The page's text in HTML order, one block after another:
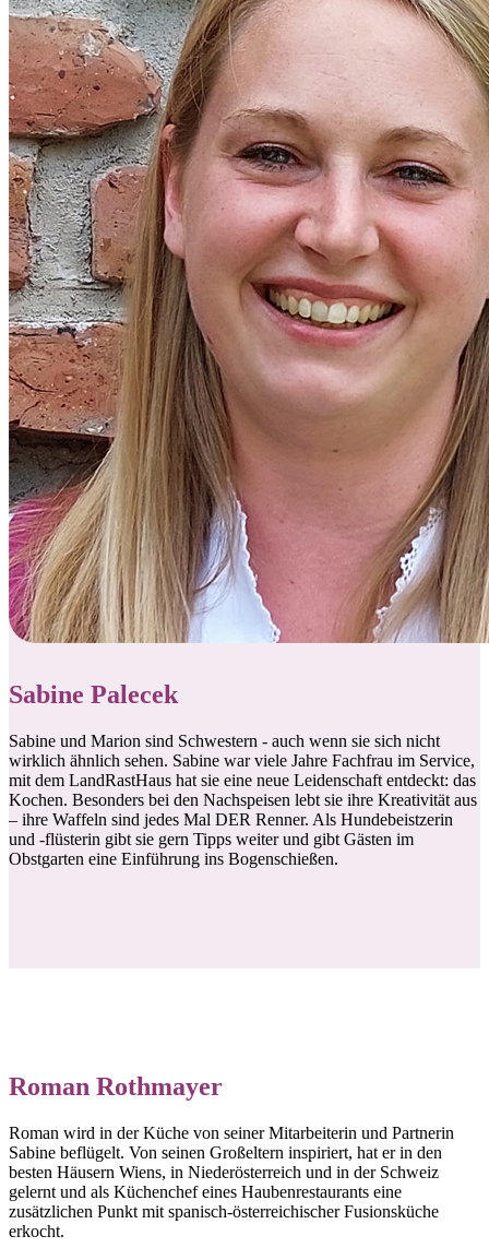
Sabine Palecek
Sabine und Marion sind Schwestern - auch wenn sie sich nicht
wirklich ähnlich sehen. Sabine war viele Jahre Fachfrau im Service,
mit dem LandRastHaus hat sie eine neue Leidenschaft entdeckt: das
Kochen. Besonders bei den Nachspeisen lebt sie ihre Kreativität aus
– ihre Waffeln sind jedes Mal DER Renner. Als Hundebeistzerin
und -flüsterin gibt sie gern Tipps weiter und gibt Gästen im
Obstgarten eine Einführung ins Bogenschießen.
Roman Rothmayer
Roman wird in der Küche von seiner Mitarbeiterin und Partnerin
Sabine beflügelt. Von seinen Großeltern inspiriert, hat er in den
besten Häusern Wiens, in Niederösterreich und in der Schweiz
gelernt und als Küchenchef eines Haubenrestaurants eine
zusätzlichen Punkt mit spanisch-österreichischer Fusionsküche
erkocht.